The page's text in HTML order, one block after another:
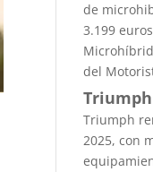
de
3.199
del
Triumph
Triumph
2025, con